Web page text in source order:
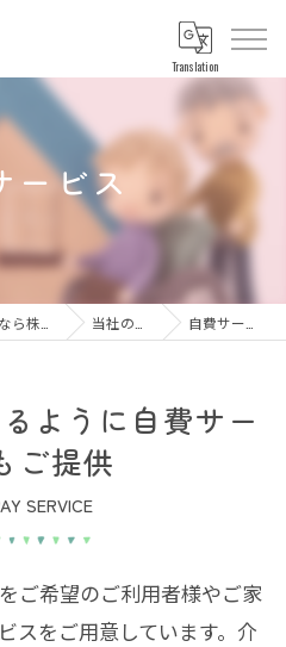
Translation
ービス
当社の特徴 自費サービス
ように自費サー
ご提供
SERVICE
ご希望のご利用者様やご家
スをご用意しています。介